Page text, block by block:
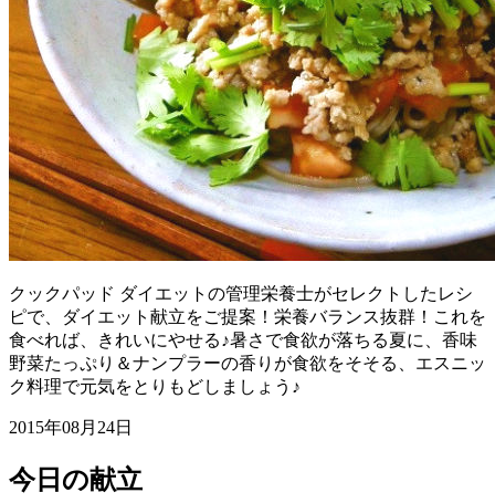
クックパッド ダイエットの管理栄養士がセレクトしたレシ
ピで、ダイエット献立をご提案！栄養バランス抜群！これを
食べれば、きれいにやせる♪暑さで食欲が落ちる夏に、香味
野菜たっぷり＆ナンプラーの香りが食欲をそそる、エスニッ
ク料理で元気をとりもどしましょう♪
2015年08月24日
今日の献立